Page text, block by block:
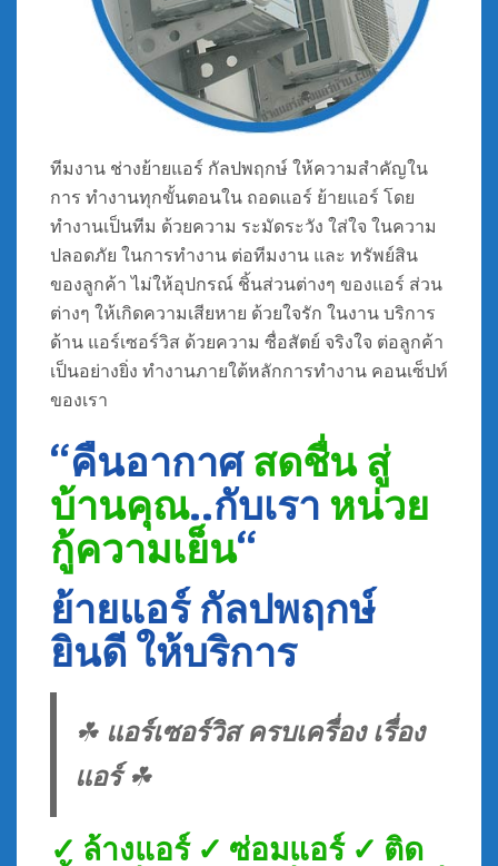
ทีมงาน ช่างย้ายแอร์ กัลปพฤกษ์ ให้ความสำคัญใน
การ ทำงานทุกขั้นตอนใน ถอดแอร์ ย้ายแอร์ โดย
ทำงานเป็นทีม ด้วยความ ระมัดระวัง ใส่ใจ ในความ
ปลอดภัย ในการทำงาน ต่อทีมงาน และ ทรัพย์สิน
ของลูกค้า ไม่ให้อุปกรณ์ ชิ้นส่วนต่างๆ ของแอร์ ส่วน
ต่างๆ ให้เกิดความเสียหาย ด้วยใจรัก ในงาน บริการ
ด้าน แอร์เซอร์วิส ด้วยความ ซื่อสัตย์ จริงใจ ต่อลูกค้า
เป็นอย่างยิ่ง ทำงานภายใต้หลักการทำงาน คอนเซ็ปท์
ของเรา
“คืนอากาศสดชื่น สู่
บ้านคุณ..กับเรา หน่วย
กู้ความเย็น“
ย้ายแอร์ กัลปพฤกษ์
ยินดี ให้บริการ
☘ แอร์เซอร์วิส ครบเครื่อง เรื่อง
แอร์ ☘
✓ ล้างแอร์ ✓ ซ่อมแอร์ ✓ ติด